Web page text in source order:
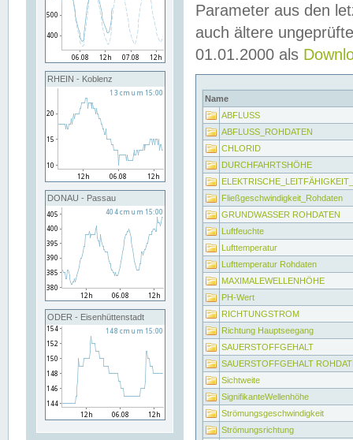
RHEIN - Koblenz
DONAU - Passau
ODER - Eisenhüttenstadt
Parameter aus den
auch ältere
01.01.2000 als
Name
ABFLUSS
ABFLUSS_ROHDATEN
CHLORID
DURCHFAHRTSHÖHE
Fließgeschwindigkeit_Rohdaten
GRUNDWASSER ROHDATEN
Luftfeuchte
Lufttemperatur
Lufttemperatur Rohdaten
MAXIMALEWELLENHÖHE
PH-Wert
RICHTUNGSTROM
Richtung Hauptseegang
SAUERSTOFFGEHALT
SAUERSTOFFGEHALT
Sichtweite
SignifikanteWellenhöhe
Strömungsgeschwindigkeit
Strömungsrichtung